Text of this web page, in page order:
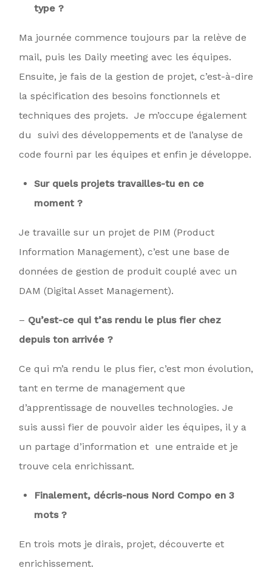
type ?
Ma journée commence toujours par la relève de
mail, puis les Daily meeting avec les équipes.
Ensuite, je fais de la gestion de projet, c’est-à-dire
la spécification des besoins fonctionnels et
techniques des projets. Je m’occupe également
du suivi des développements et de l’analyse de
code fourni par les équipes et enfin je développe.
Sur quels projets travailles-tu en ce
moment ?
Je travaille sur un projet de PIM (Product
Information Management), c’est une base de
données de gestion de produit couplé avec un
DAM (Digital Asset Management).
– Qu’est-ce qui t’as rendu le plus fier chez
depuis ton arrivée ?
Ce qui m’a rendu le plus fier, c’est mon évolution,
tant en terme de management que
d’apprentissage de nouvelles technologies. Je
suis aussi fier de pouvoir aider les équipes, il y a
un partage d’information et une entraide et je
trouve cela enrichissant.
Finalement, décris-nous Nord Compo en 3
mots ?
En trois mots je dirais, projet, découverte et
enrichissement.